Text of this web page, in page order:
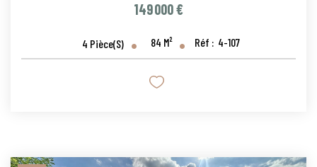
149 000 €
4 Pièce(s) 84 M² Réf : 4-107